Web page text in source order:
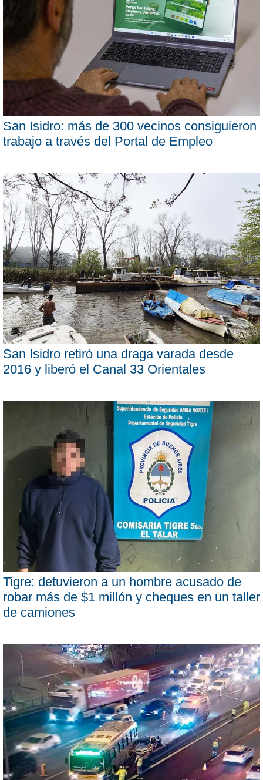
San Isidro: más de 300 vecinos consiguieron
trabajo a través del Portal de Empleo
San Isidro retiró una draga varada desde
2016 y liberó el Canal 33 Orientales
Tigre: detuvieron a un hombre acusado de
robar más de $1 millón y cheques en un taller
de camiones